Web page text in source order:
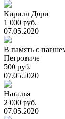
Кирилл Дори
1 000 руб.
07.05.2020
В память о
Петровиче
500 руб.
07.05.2020
Наталья
2 000 руб.
07.05.2020